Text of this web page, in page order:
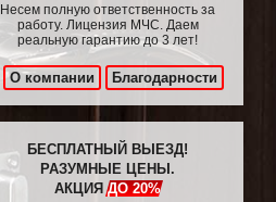
Несем полную ответственность за
работу. Лицензия МЧС. Даем
реальную гарантию до 3 лет!
О компании Благодарности
БЕСПЛАТНЫЙ ВЫЕЗД!
РАЗУМНЫЕ ЦЕНЫ.
АКЦИЯДО 20%